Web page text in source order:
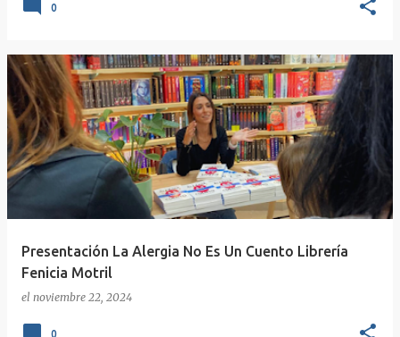
0
Presentación La Alergia No Es Un Cuento Librería
Fenicia Motril
el noviembre 22, 2024
0